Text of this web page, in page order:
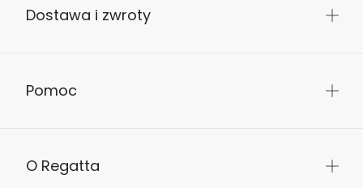
Dostawa i zwroty
Pomoc
O Regatta